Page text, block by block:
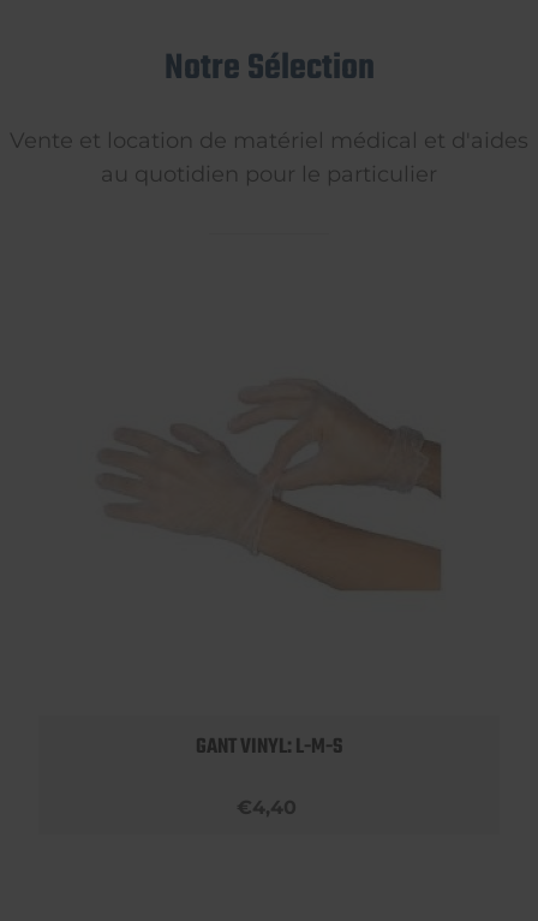
Notre Sélection
Vente et location de matériel médical et d'aides
au quotidien pour le particulier
GANT VINYL: L-M-S
€4,40